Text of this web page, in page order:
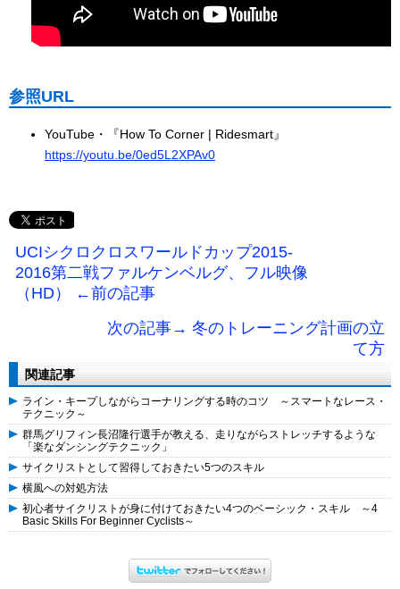
参照URL
YouTube・『How To Corner | Ridesmart』
https://youtu.be/0ed5L2XPAv0
UCIシクロクロスワールドカップ2015-
2016第二戦ファルケンベルグ、フル映像
（HD） ←前の記事
次の記事→ 冬のトレーニング計画の立
て方
関連記事
ライン・キープしながらコーナリングする時のコツ ～スマートなレース・
テクニック～
群馬グリフィン長沼隆行選手が教える、走りながらストレッチするような
「楽なダンシングテクニック」
サイクリストとして習得しておきたい5つのスキル
横風への対処方法
初心者サイクリストが身に付けておきたい4つのベーシック・スキル ～4
Basic Skills For Beginner Cyclists～